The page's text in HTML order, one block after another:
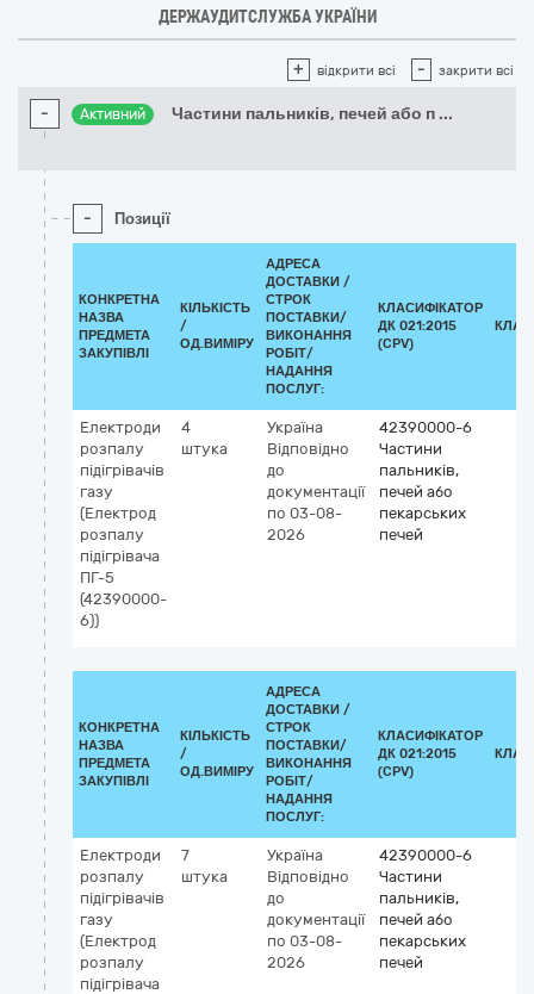
ДЕРЖАУДИТСЛУЖБА УКРАЇНИ
+ відкрити всі - закрити всі
- Активний Частини пальників, печей або п ...
- Позиції
КОНКРЕТНА
НАЗВА
ПРЕДМЕТА
ЗАКУПІВЛІ
КІЛЬКІСТЬ
/
ОД.ВИМІРУ
АДРЕСА
ДОСТАВКИ /
СТРОК
ПОСТАВКИ/
ВИКОНАННЯ
РОБІТ/
НАДАННЯ
ПОСЛУГ:
КЛАСИФІКАТОР
ДК 021:2015
(CPV)
Електроди
розпалу
підігрівачів
газу
(Електрод
розпалу
підігрівача
ПГ-5
(42390000-
6))
4
штука
Україна
Відповідно
до
документації
по 03-08-
2026
42390000-6
Частини
пальників,
печей або
пекарських
печей
КОНКРЕТНА
НАЗВА
ПРЕДМЕТА
ЗАКУПІВЛІ
КІЛЬКІСТЬ
/
ОД.ВИМІРУ
АДРЕСА
ДОСТАВКИ /
СТРОК
ПОСТАВКИ/
ВИКОНАННЯ
РОБІТ/
НАДАННЯ
ПОСЛУГ:
КЛАСИФІКАТОР
ДК 021:2015
(CPV)
Електроди
розпалу
підігрівачів
газу
(Електрод
розпалу
підігрівача
7
штука
Україна
Відповідно
до
документації
по 03-08-
2026
42390000-6
Частини
пальників,
печей або
пекарських
печей